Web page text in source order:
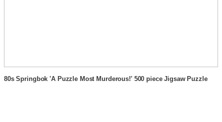
80s Springbok 'A Puzzle Most Murderous!' 500 piece Jigsaw Puzzle